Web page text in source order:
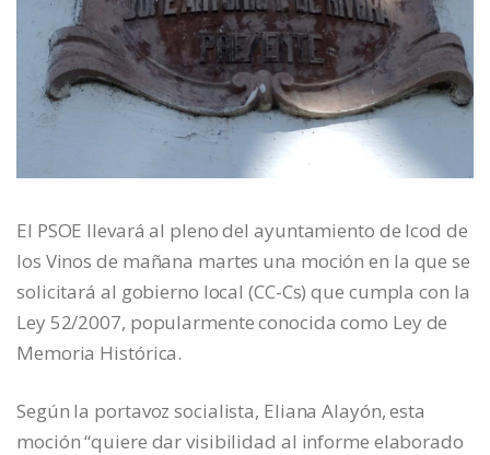
El PSOE llevará al pleno del ayuntamiento de Icod de
los Vinos de mañana martes una moción en la que se
solicitará al gobierno local (CC-Cs) que cumpla con la
Ley 52/2007, popularmente conocida como Ley de
Memoria Histórica.
Según la portavoz socialista, Eliana Alayón, esta
moción “quiere dar visibilidad al informe elaborado